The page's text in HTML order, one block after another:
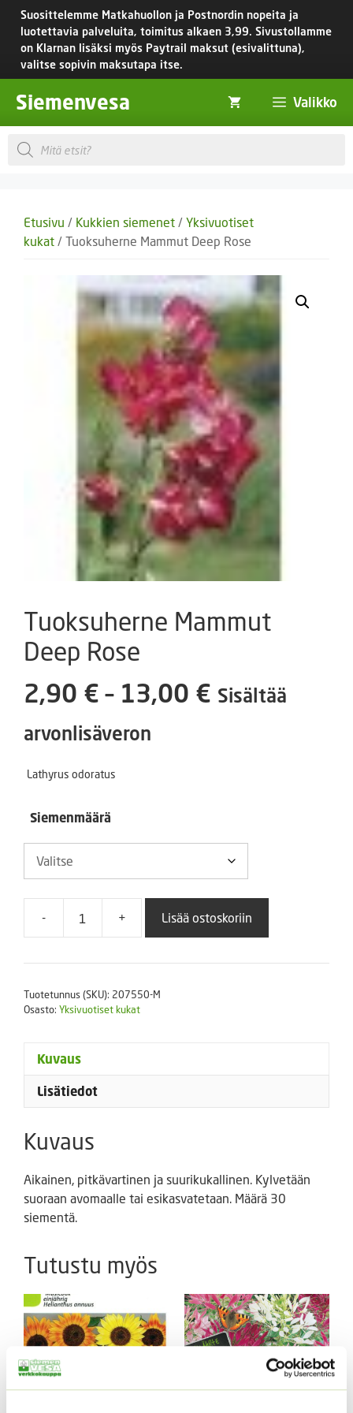
Siirry
sisältöön
Suosittelemme Matkahuollon ja Postnordin nopeita ja
luotettavia palveluita, toimitus alkaen 3,99. Sivustollamme
on Klarnan lisäksi myös Paytrail maksut (esivalittuna),
valitse sopivin maksutapa itse.
Siemenvesa Valikko
Products
search
Etusivu / Kukkien siemenet / Yksivuotiset
kukat / Tuoksuherne Mammut Deep Rose
Tuoksuherne Mammut
Deep Rose
2,90 € – 13,00 € Sisältää
arvonlisäveron
Lathyrus odoratus
Siemenmäärä
-
Tuoksuherne
Deep
määrä
+ Lisää ostoskoriin
Tuotetunnus (SKU): 207550-M
Osasto: Yksivuotiset kukat
Kuvaus
Lisätiedot
Kuvaus
Aikainen, pitkävartinen ja suurikukallinen. Kylvetään
suoraan avomaalle tai esikasvatetaan. Määrä 30
siementä.
Tutustu myös